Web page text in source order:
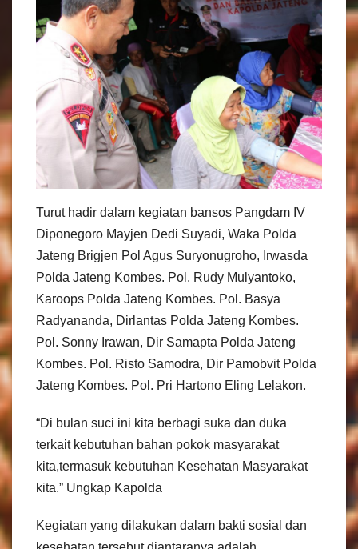
Turut hadir dalam kegiatan bansos Pangdam IV
Diponegoro Mayjen Dedi Suyadi, Waka Polda
Jateng Brigjen Pol Agus Suryonugroho, Irwasda
Polda Jateng Kombes. Pol. Rudy Mulyantoko,
Karoops Polda Jateng Kombes. Pol. Basya
Radyananda, Dirlantas Polda Jateng Kombes.
Pol. Sonny Irawan, Dir Samapta Polda Jateng
Kombes. Pol. Risto Samodra, Dir Pamobvit Polda
Jateng Kombes. Pol. Pri Hartono Eling Lelakon.
“Di bulan suci ini kita berbagi suka dan duka
terkait kebutuhan bahan pokok masyarakat
kita,termasuk kebutuhan Kesehatan Masyarakat
kita.” Ungkap Kapolda
Kegiatan yang dilakukan dalam bakti sosial dan